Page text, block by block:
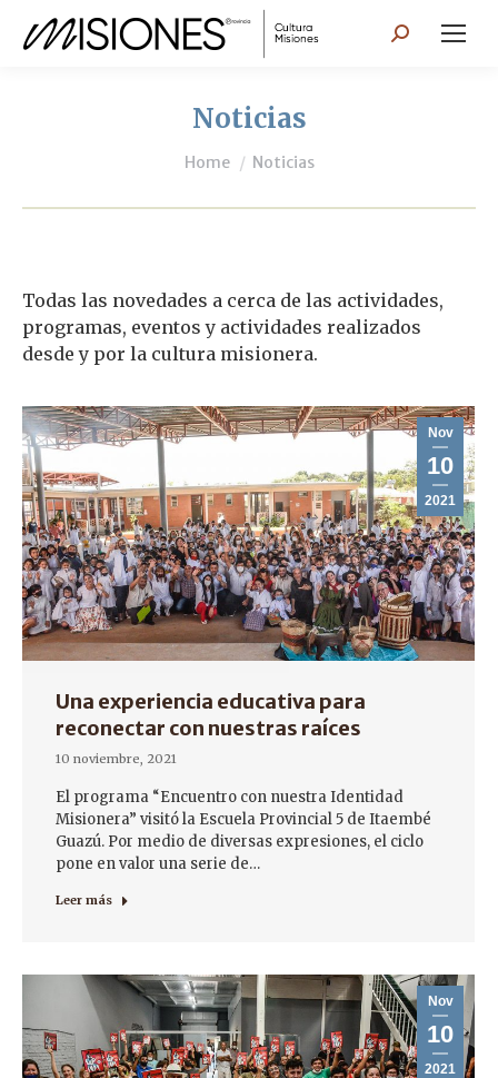
Search:
Noticias
You are here:
Home Noticias
Todas las novedades a cerca de las actividades,
programas, eventos y actividades realizados
desde y por la cultura misionera.
Nov
10
2021
Una experiencia educativa para
reconectar con nuestras raíces
10 noviembre, 2021
El programa “Encuentro con nuestra Identidad
Misionera” visitó la Escuela Provincial 5 de Itaembé
Guazú. Por medio de diversas expresiones, el ciclo
pone en valor una serie de…
Leer más
Nov
10
2021